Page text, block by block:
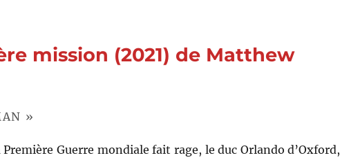
Saleh
mission (2021) de Matthew
»
Première Guerre mondiale fait rage, le duc Orlando d’Oxford,